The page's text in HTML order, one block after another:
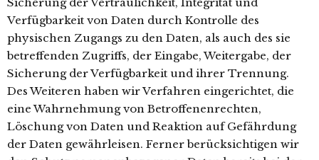
Verfügbarkeit von Daten durch Kontrolle des
physischen Zugangs zu den Daten, als auch des sie
betreffenden Zugriffs, der Eingabe, Weitergabe, der
Sicherung der Verfügbarkeit und ihrer Trennung.
Des Weiteren haben wir Verfahren eingerichtet, die
eine Wahrnehmung von Betroffenenrechten,
Löschung von Daten und Reaktion auf Gefährdung
der Daten gewährleisen. Ferner berücksichtigen wir